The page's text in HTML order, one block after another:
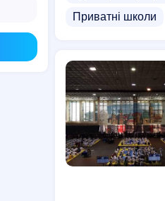
Приватні школи